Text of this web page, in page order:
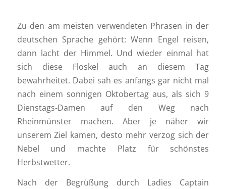
Zu den am meisten verwendeten Phrasen in der
deutschen Sprache gehört: Wenn Engel reisen,
dann lacht der Himmel. Und wieder einmal hat
sich diese Floskel auch an diesem Tag
bewahrheitet. Dabei sah es anfangs gar nicht mal
nach einem sonnigen Oktobertag aus, als sich 9
Dienstags-Damen auf den Weg nach
Rheinmünster machen. Aber je näher wir
unserem Ziel kamen, desto mehr verzog sich der
Nebel und machte Platz für schönstes
Herbstwetter.
Nach der Begrüßung durch Ladies Captain